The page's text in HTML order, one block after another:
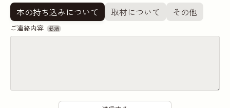
本の持ち込みについて 取材について その他
ご連絡内容 必須